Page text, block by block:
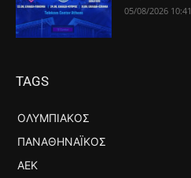
05/08/2026 10:41
TAGS
ΟΛΥΜΠΙΑΚΌΣ
ΠΑΝΑΘΗΝΑΪΚΌΣ
ΑΕΚ